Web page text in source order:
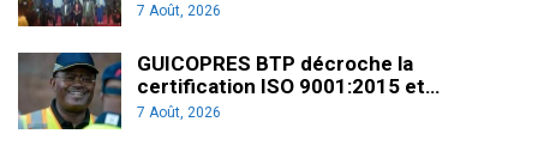
7 Août, 2026
GUICOPRES BTP décroche la
certification ISO 9001:2015 et…
7 Août, 2026